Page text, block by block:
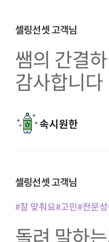
셀링선셋고객님
쌤의 간결
감사합니다
속시원한
셀링선셋고객님
#잘 맞춰요#고민#전문
돌려 말하